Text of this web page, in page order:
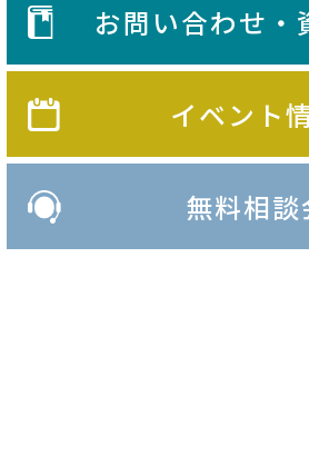
お問い合わせ・
イベント
無料相談